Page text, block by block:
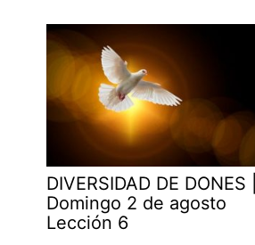
DIVERSIDAD DE DONES |
Domingo 2 de agosto
Lección 6